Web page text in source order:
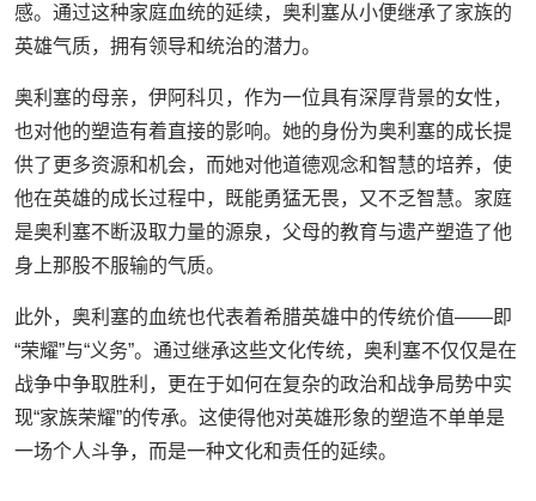
感。通过这种家庭血统的延续，奥利塞从小便继承了家族的
英雄气质，拥有领导和统治的潜力。
奥利塞的母亲，伊阿科贝，作为一位具有深厚背景的女性，
也对他的塑造有着直接的影响。她的身份为奥利塞的成长提
供了更多资源和机会，而她对他道德观念和智慧的培养，使
他在英雄的成长过程中，既能勇猛无畏，又不乏智慧。家庭
是奥利塞不断汲取力量的源泉，父母的教育与遗产塑造了他
身上那股不服输的气质。
此外，奥利塞的血统也代表着希腊英雄中的传统价值——即
“荣耀”与“义务”。通过继承这些文化传统，奥利塞不仅仅是在
战争中争取胜利，更在于如何在复杂的政治和战争局势中实
现“家族荣耀”的传承。这使得他对英雄形象的塑造不单单是
一场个人斗争，而是一种文化和责任的延续。